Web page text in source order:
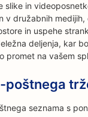
slike in
v družabnih
in uspehe
deljenja, kar
promet na vašem
poštnega
seznama s